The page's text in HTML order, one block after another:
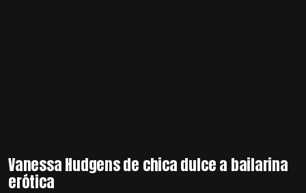
Vanessa Hudgens de chica dulce a bailarina
erótica